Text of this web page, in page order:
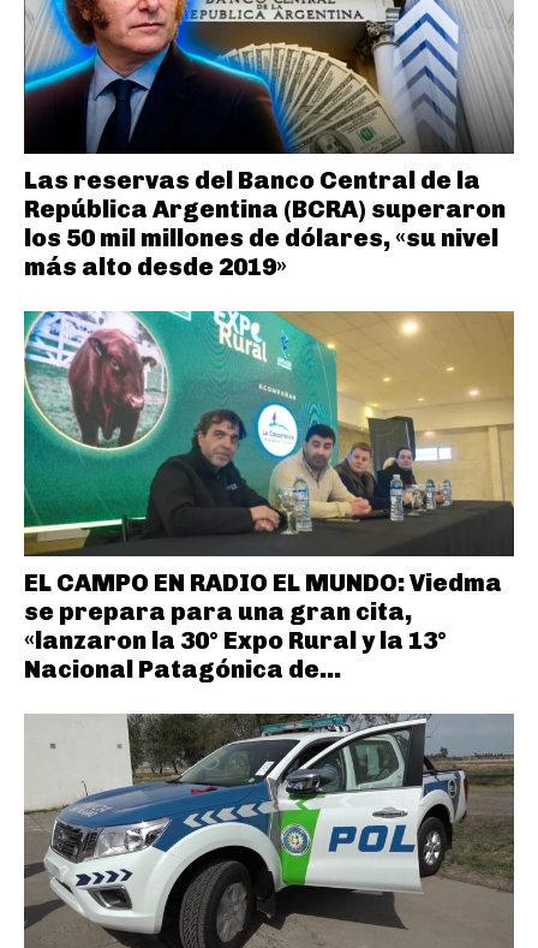
Las reservas del Banco Central de la
República Argentina (BCRA) superaron
los 50 mil millones de dólares, «su nivel
más alto desde 2019»
EL CAMPO EN RADIO EL MUNDO: Viedma
se prepara para una gran cita,
«lanzaron la 30° Expo Rural y la 13°
Nacional Patagónica de...